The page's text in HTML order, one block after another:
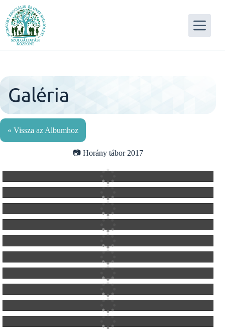
content
Galéria
« Vissza az Albumhoz
Horány tábor 2017